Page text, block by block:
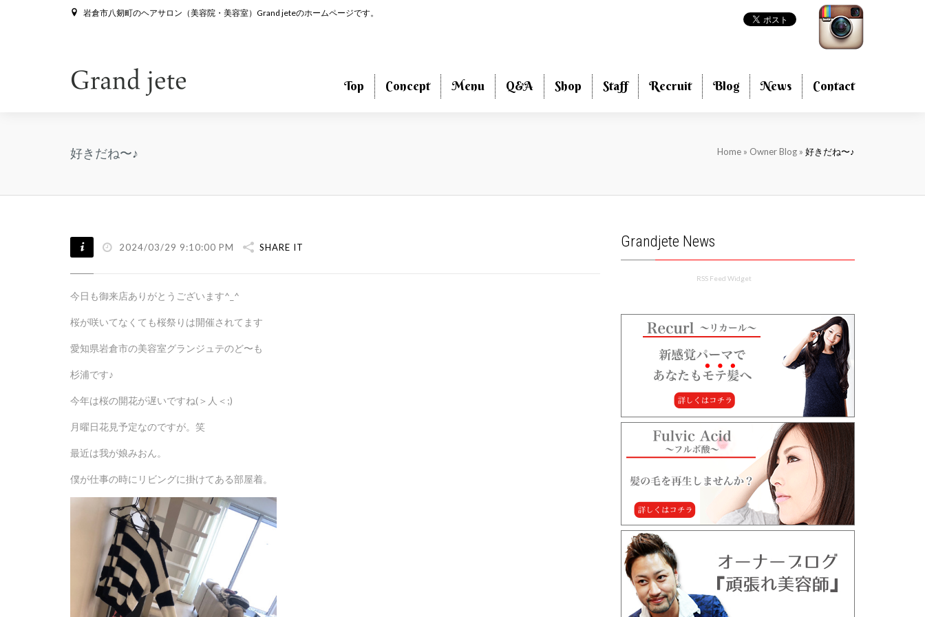
岩倉市八剱町のヘアサロン（美容院・美容室）Grand jeteのホームページです。
Top Concept Menu Q&A Shop Staff Recruit Blog News Contact
好きだね〜♪ Home » Owner Blog » 好きだね〜♪
2024/03/29 9:10:00 PM SHARE IT
今日も御来店ありがとうございます^_^
桜が咲いてなくても桜祭りは開催されてます
愛知県岩倉市の美容室グランジュテのど〜も
杉浦です♪
今年は桜の開花が遅いですね(＞人＜;)
月曜日花見予定なのですが。笑
最近は我が娘みおん。
僕が仕事の時にリビングに掛けてある部屋着。
Grandjete News
RSS Feed Widget